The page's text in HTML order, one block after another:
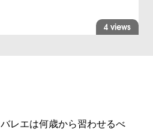
4 views
バレエは何歳から習わせるべ